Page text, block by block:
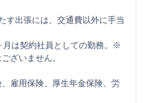
す出張には、交通費以外に⼿当
⽉は契約社員としての勤務。※
ざいません。
雇⽤保険、厚⽣年⾦保険、労